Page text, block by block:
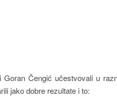
Čengić učestvovali u
jako dobre rezultate i to: